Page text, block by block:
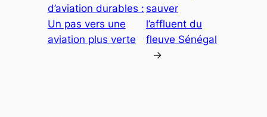
d’aviation durables :
Un pas vers une
aviation plus verte
sauver
l’affluent du
fleuve Sénégal
→